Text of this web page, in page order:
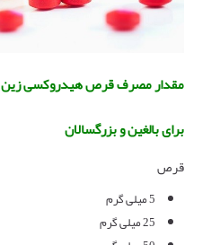
مقدار مصرف قرص هیدروکسی زین
برای بالغین و بزرگسالان
قرص